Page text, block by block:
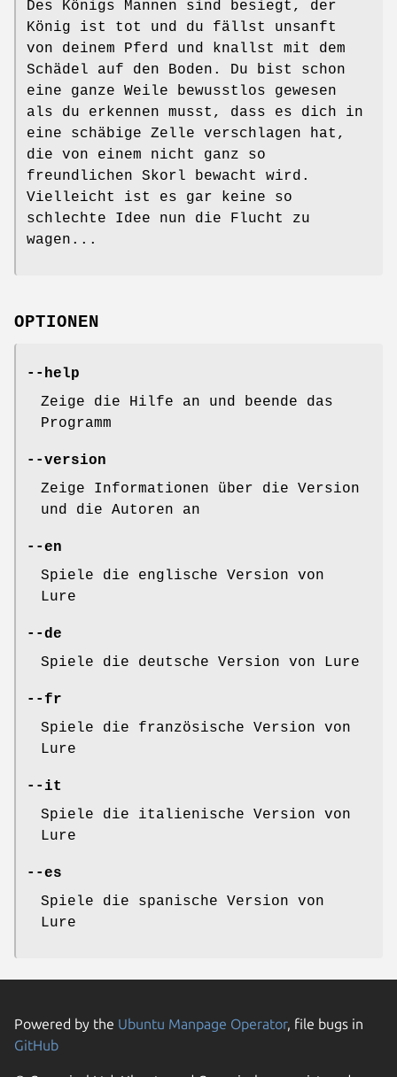
Des Königs Mannen sind besiegt, der
König ist tot und du fällst unsanft
von deinem Pferd und knallst mit dem
Schädel auf den Boden. Du bist schon
eine ganze Weile bewusstlos gewesen
als du erkennen musst, dass es dich in
eine schäbige Zelle verschlagen hat,
die von einem nicht ganz so
freundlichen Skorl bewacht wird.
Vielleicht ist es gar keine so
schlechte Idee nun die Flucht zu
wagen...
OPTIONEN
--help
Zeige die Hilfe an und beende das
Programm
--version
Zeige Informationen über die Version
und die Autoren an
--en
Spiele die englische Version von
Lure
--de
Spiele die deutsche Version von Lure
--fr
Spiele die französische Version von
Lure
--it
Spiele die italienische Version von
Lure
--es
Spiele die spanische Version von
Lure
Powered by the Ubuntu Manpage Operator, file bugs in
GitHub